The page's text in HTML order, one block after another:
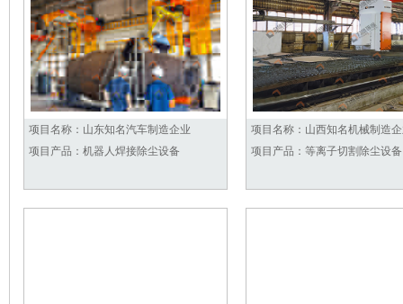
项目名称： 山东知名汽车制造企业
项目产品： 机器人焊接除尘设备
项目名称： 山西知名机械制造
项目产品： 等离子切割除尘设备